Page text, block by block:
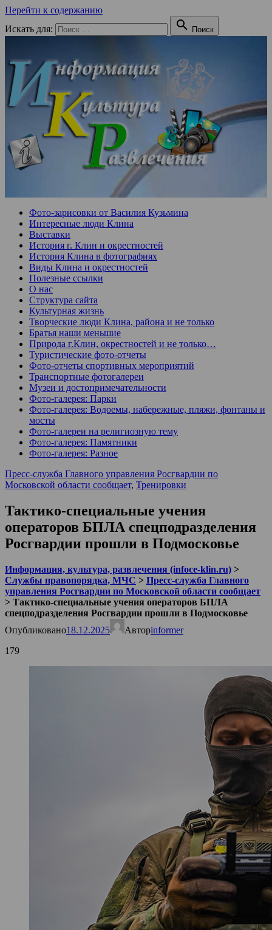
Перейти к содержанию
Искать для:
 Поиск
Фото-зарисовки от Василия Кузьмина
Интересные люди Клина
Выставки
История г. Клин и окрестностей
История Клина в фотографиях
Виды Клина и окрестностей
Полезные ссылки
О нас
Структура сайта
Культурная жизнь
Творческие люди Клина, района и не только
Братья наши меньшие
Природа г.Клин, окрестностей и не только…
Туристические фото-отчеты
Фото-отчеты спортивных мероприятий
Транспортные фотогалереи
Музеи и достопримечательности
Фото-галерея: Парки
Фото-галерея: Водоемы, набережные, пляжи, фонтаны и
мосты
Фото-галереи на религиозную тему
Фото-галерея: Памятники
Фото-галерея: Разное
Пресс-служба Главного управления Росгвардии по
Московской области сообщает, Тренировки
Тактико-специальные учения
операторов БПЛА спецподразделения
Росгвардии прошли в Подмосковье
Информация, культура, развлечения (infoce-klin.ru) >
Службы правопорядка, МЧС > Пресс-служба Главного
управления Росгвардии по Московской области сообщает
> Тактико-специальные учения операторов БПЛА
спецподразделения Росгвардии прошли в Подмосковье
Опубликовано18.12.2025 Авторinformer
179